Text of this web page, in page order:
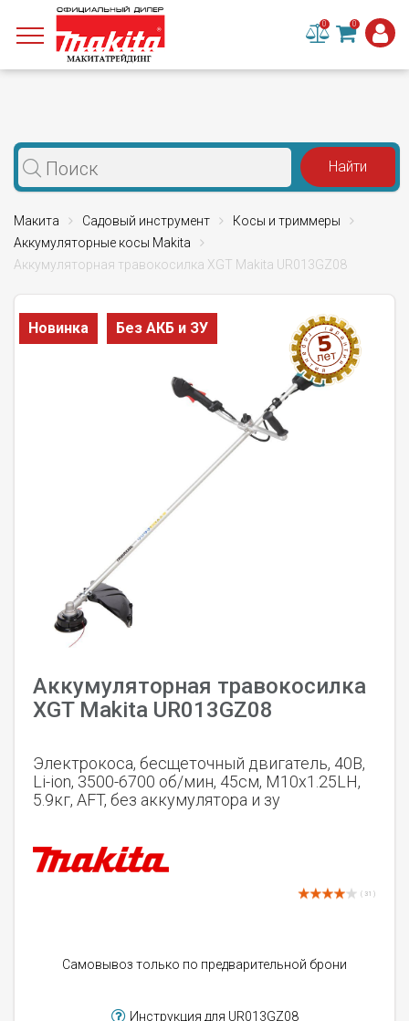
0 0
Макита Садовый инструмент
Косы и триммеры
Аккумуляторные косы Makita
Аккумуляторная травокосилка XGT Makita UR013GZ08
Новинка Без АКБ и ЗУ
Аккумуляторная травокосилка
XGT Makita UR013GZ08
Электрокоса, бесщеточный двигатель, 40В,
Li-ion, 3500-6700 об/мин, 45см, M10x1.25LH,
5.9кг, AFT, без аккумулятора и зу
( 31 )
Самовывоз только по предварительной брони
Инструкция для UR013GZ08